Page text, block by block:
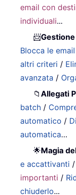
email con
individuali...
📨
Blocca le
altri criteri /
avanzata /
📁Allegati
batch /
automatico /
automatica…
🌟Magia
e accattivanti
importanti /
chiuderlo...